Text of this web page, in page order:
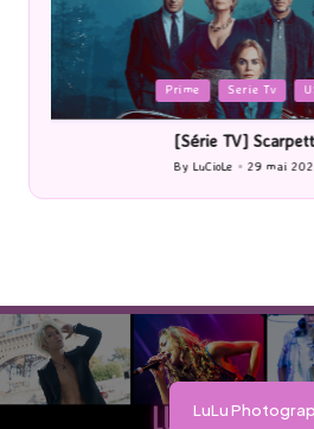
Posted
in
Cinéma
[Cinéma] Les Rayons et
Posted
by
ByLuCioLe 27 mai
LuLu